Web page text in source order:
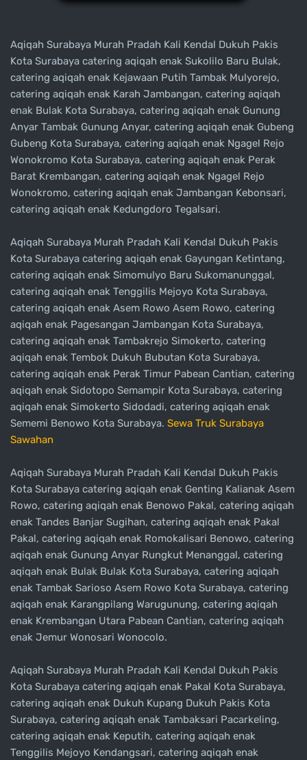
Aqiqah Surabaya Murah Pradah Kali Kendal Dukuh Pakis
Kota Surabaya catering aqiqah enak Sukolilo Baru Bulak,
catering aqiqah enak Kejawaan Putih Tambak Mulyorejo,
catering aqiqah enak Karah Jambangan, catering aqiqah
enak Bulak Kota Surabaya, catering aqiqah enak Gunung
Anyar Tambak Gunung Anyar, catering aqiqah enak Gubeng
Gubeng Kota Surabaya, catering aqiqah enak Ngagel Rejo
Wonokromo Kota Surabaya, catering aqiqah enak Perak
Barat Krembangan, catering aqiqah enak Ngagel Rejo
Wonokromo, catering aqiqah enak Jambangan Kebonsari,
catering aqiqah enak Kedungdoro Tegalsari.
Aqiqah Surabaya Murah Pradah Kali Kendal Dukuh Pakis
Kota Surabaya catering aqiqah enak Gayungan Ketintang,
catering aqiqah enak Simomulyo Baru Sukomanunggal,
catering aqiqah enak Tenggilis Mejoyo Kota Surabaya,
catering aqiqah enak Asem Rowo Asem Rowo, catering
aqiqah enak Pagesangan Jambangan Kota Surabaya,
catering aqiqah enak Tambakrejo Simokerto, catering
aqiqah enak Tembok Dukuh Bubutan Kota Surabaya,
catering aqiqah enak Perak Timur Pabean Cantian, catering
aqiqah enak Sidotopo Semampir Kota Surabaya, catering
aqiqah enak Simokerto Sidodadi, catering aqiqah enak
Sememi Benowo Kota Surabaya. Sewa Truk Surabaya
Sawahan
Aqiqah Surabaya Murah Pradah Kali Kendal Dukuh Pakis
Kota Surabaya catering aqiqah enak Genting Kalianak Asem
Rowo, catering aqiqah enak Benowo Pakal, catering aqiqah
enak Tandes Banjar Sugihan, catering aqiqah enak Pakal
Pakal, catering aqiqah enak Romokalisari Benowo, catering
aqiqah enak Gunung Anyar Rungkut Menanggal, catering
aqiqah enak Bulak Bulak Kota Surabaya, catering aqiqah
enak Tambak Sarioso Asem Rowo Kota Surabaya, catering
aqiqah enak Karangpilang Warugunung, catering aqiqah
enak Krembangan Utara Pabean Cantian, catering aqiqah
enak Jemur Wonosari Wonocolo.
Aqiqah Surabaya Murah Pradah Kali Kendal Dukuh Pakis
Kota Surabaya catering aqiqah enak Pakal Kota Surabaya,
catering aqiqah enak Dukuh Kupang Dukuh Pakis Kota
Surabaya, catering aqiqah enak Tambaksari Pacarkeling,
catering aqiqah enak Keputih, catering aqiqah enak
Tenggilis Mejoyo Kendangsari, catering aqiqah enak